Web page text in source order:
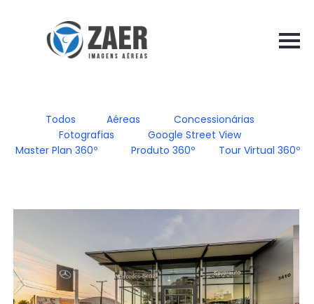
Todos Aéreas
Concessionárias
Fotografias
Google Street View
Master Plan 360º
Produto 360º Tour Virtual 360º